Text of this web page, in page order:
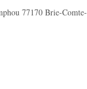
77170 Brie-Comte-